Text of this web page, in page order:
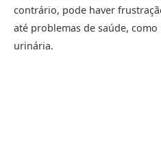
contrário, pode haver
até problemas de saúde,
urinária.